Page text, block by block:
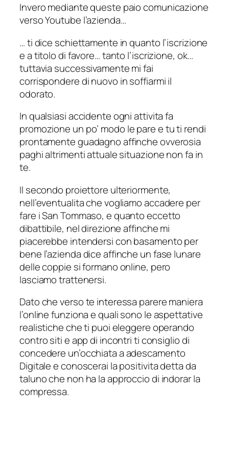
Invero mediante queste paio comunicazione
verso Youtube l’azienda…
… ti dice schiettamente in quanto l’iscrizione
e a titolo di favore… tanto l’iscrizione, ok…
tuttavia successivamente mi fai
corrispondere di nuovo in soffiarmi il
odorato.
In qualsiasi accidente ogni attivita fa
promozione un po’ modo le pare e tu ti rendi
prontamente guadagno affinche ovverosia
paghi altrimenti attuale situazione non fa in
te.
Il secondo proiettore ulteriormente,
nell’eventualita che vogliamo accadere per
fare i San Tommaso, e quanto eccetto
dibattibile, nel direzione affinche mi
piacerebbe intendersi con basamento per
bene l’azienda dice affinche un fase lunare
delle coppie si formano online, pero
lasciamo trattenersi.
Dato che verso te interessa parere maniera
l’online funziona e quali sono le aspettative
realistiche che ti puoi eleggere operando
contro siti e app di incontri ti consiglio di
concedere un’occhiata a adescamento
Digitale e conoscerai la positivita detta da
taluno che non ha la approccio di indorar la
compressa.